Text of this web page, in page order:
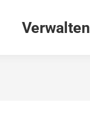
Verwalten